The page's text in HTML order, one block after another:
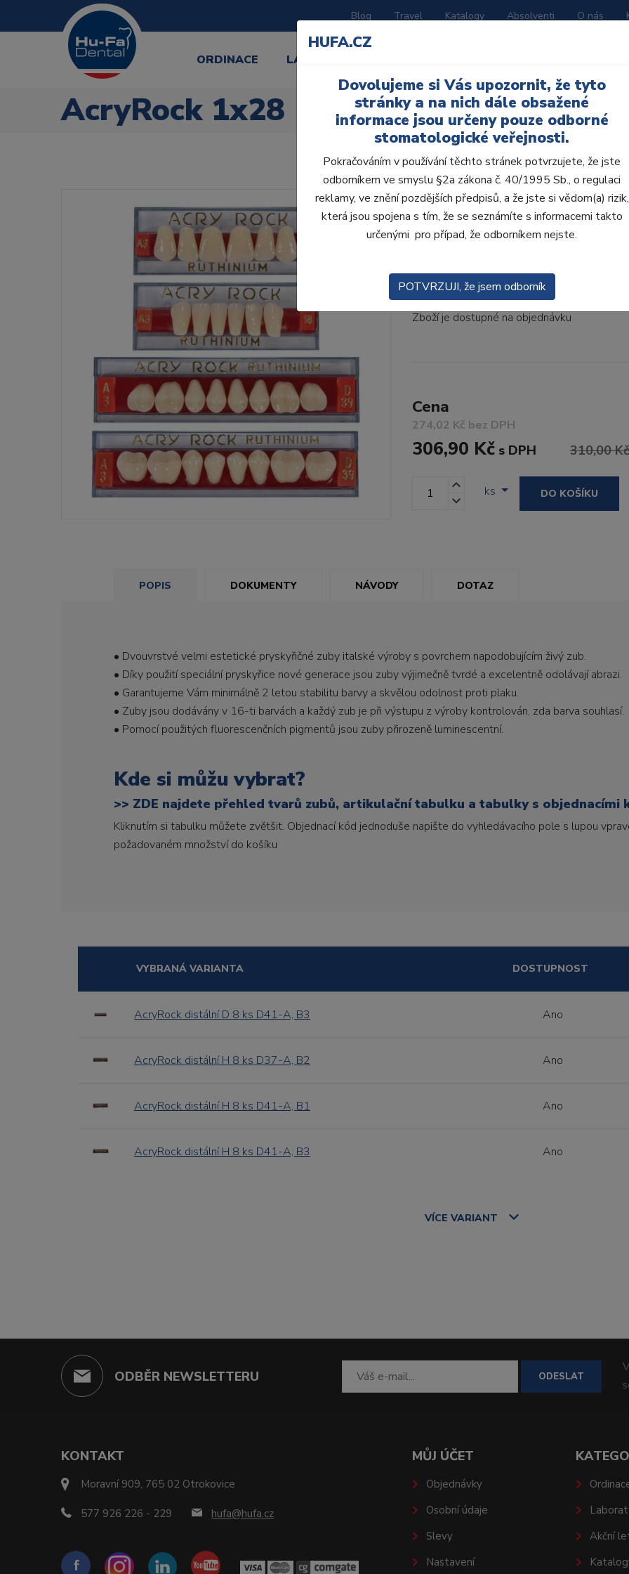
Blog Travel Katalogy Absolventi O nás
ORDINACE LABORATOŘ
AcryRock 1x28
AcryRock 1x28 S42-
• Dvouvrstvé velmi estetické pryskyřičné
zub.• Díky použití speciální pryskyřice
Kód produktu: 803400
Zboží je dostupné na objednávku
Cena
274,02 Kč bez DPH
306,90 Kč s DPH 310,00 Kč
ks DO KOŠÍKU
POPIS DOKUMENTY NÁVODY DOTAZ
• Dvouvrstvé velmi estetické pryskyřičné zuby italské výroby s povrchem napodobujícím živý zub.
• Díky použití speciální pryskyřice nové generace jsou zuby výjimečně tvrdé a excelentně odolávají abrazi.
• Garantujeme Vám minimálně 2 letou stabilitu barvy a skvělou odolnost proti plaku.
• Zuby jsou dodávány v 16-ti barvách a každý zub je při výstupu z výroby kontrolován, zda barva souhlasí.
• Pomocí použitých fluorescenčních pigmentů jsou zuby přirozeně luminescentní.
Kde si můžu vybrat?
>> ZDE najdete přehled tvarů zubů, artikulační tabulku a tabulky s objednacími
Kliknutím si tabulku můžete zvětšit. Objednací kód jednoduše napište do vyhledávacího pole s lupou
požadovaném množství do košíku
VYBRANÁ VARIANTA DOSTUPNOST
AcryRock distální D 8 ks D41-A, B3 Ano
AcryRock distální H 8 ks D37-A, B2 Ano
AcryRock distální H 8 ks D41-A, B1 Ano
AcryRock distální H 8 ks D41-A, B3 Ano
VÍCE VARIANT
ODBĚR NEWSLETTERU ODESLAT
KONTAKT
Moravní 909, 765 02 Otrokovice
577 926 226 - 229 hufa@hufa.cz
MŮJ ÚČET
Objednávky
Osobní údaje
Slevy
Nastavení
Akční
HUFA.CZ
Dovolujeme si Vás upozornit, že tyto
stránky a na nich dále obsažené
informace jsou určeny pouze odborné
stomatologické veřejnosti.
Pokračováním v používání těchto stránek potvrzujete, že jste
odborníkem ve smyslu §2a zákona č. 40/1995 Sb., o regulaci
reklamy, ve znění pozdějších předpisů, a že jste si vědom(a) rizik,
která jsou spojena s tím, že se seznámíte s informacemi takto
určenými pro případ, že odborníkem nejste.
POTVRZUJI, že jsem odborník